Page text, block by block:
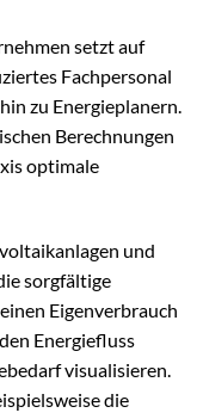
setzt auf
Fachpersonal
zu Energieplanern.
Berechnungen
optimale
und
sorgfältige
Eigenverbrauch
Energiefluss
visualisieren.
die